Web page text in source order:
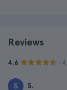
Reviews
4.6 ·
S S.